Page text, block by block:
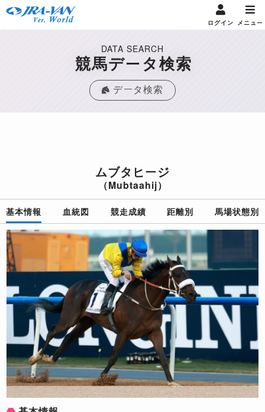
ログイン メニュー
DATA SEARCH
競馬データ検索
データ検索
ムブタヒージ
（Mubtaahij）
基本情報 血統図 競走成績 距離別 馬場状態別